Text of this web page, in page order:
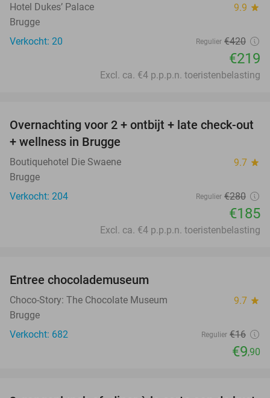
Hotel Dukes’ Palace 9.9 star
Brugge
Verkocht: 20
Regulier €420
€219
Excl. ca. €4 p.p.p.n. toeristenbelasting
34%
Overnachting voor 2 + ontbijt + late check-out
+ wellness in Brugge
Boutiquehotel Die Swaene 9.7 star
Brugge
Verkocht: 204
Regulier €280
€185
Excl. ca. €4 p.p.p.n. toeristenbelasting
Entree chocolademuseum
Choco-Story: The Chocolate Museum 9.7 star
Brugge
Verkocht: 682
Regulier €16
€9,90